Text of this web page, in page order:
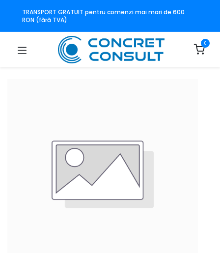
TRANSPORT GRATUIT pentru comenzi mai mari de 600
RON (fără TVA)
0